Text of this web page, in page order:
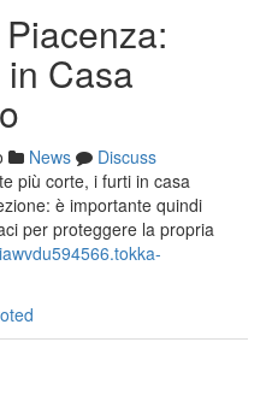
Casa
News
Discuss
più corte, i furti in casa
è importante quindi
per proteggere la propria